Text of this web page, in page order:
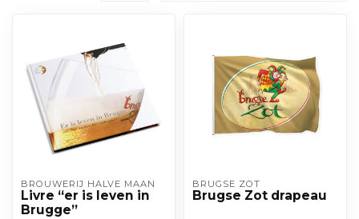
BROUWERIJ HALVE MAAN
Livre “er is leven in
Brugge”
BRUGSE ZOT
Brugse Zot drapeau